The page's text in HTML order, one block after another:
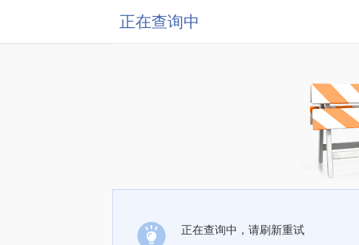
正在查询中
正在查询中，请刷新重试